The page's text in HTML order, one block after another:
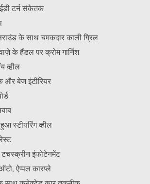
टर्न संकेतक
के साथ चमकदार काली ग्रिल
के हैंडल पर क्रोम गार्निश
व्हील
बेज इंटीरियर
स्टीयरिंग व्हील
इंफोटेनमेंट
ऐप्पल कारप्ले